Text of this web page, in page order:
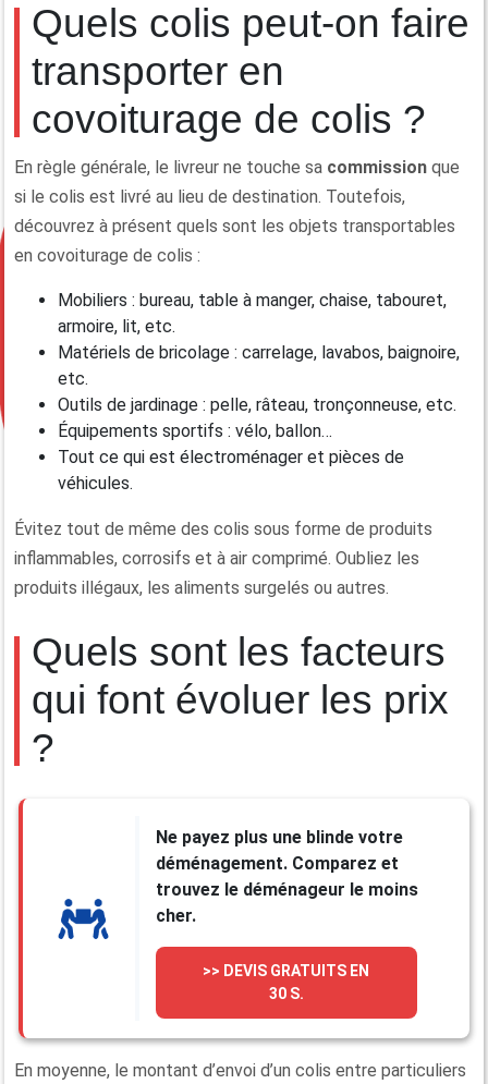
Quels colis peut-on faire
transporter en
covoiturage de colis ?
En règle générale, le livreur ne touche sa commission que
si le colis est livré au lieu de destination. Toutefois,
découvrez à présent quels sont les objets transportables
en covoiturage de colis :
Mobiliers : bureau, table à manger, chaise, tabouret,
armoire, lit, etc.
Matériels de bricolage : carrelage, lavabos, baignoire,
etc.
Outils de jardinage : pelle, râteau, tronçonneuse, etc.
Équipements sportifs : vélo, ballon…
Tout ce qui est électroménager et pièces de
véhicules.
Évitez tout de même des colis sous forme de produits
inflammables, corrosifs et à air comprimé. Oubliez les
produits illégaux, les aliments surgelés ou autres.
Quels sont les facteurs
qui font évoluer les prix
?
Ne payez plus une blinde votre
déménagement. Comparez et
trouvez le déménageur le moins
cher.
>> DEVIS GRATUITS EN
30 S.
En moyenne, le montant d’envoi d’un colis entre particuliers